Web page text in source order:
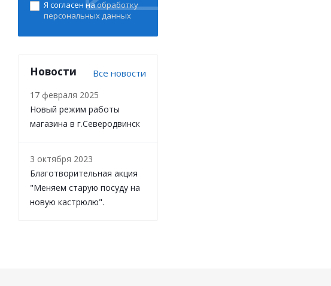
Я согласен наобработку
персональных данных
Новости Все новости
17 февраля 2025
Новый режим работы
магазина в г.Северодвинск
3 октября 2023
Благотворительная акция
"Меняем старую посуду на
новую кастрюлю".